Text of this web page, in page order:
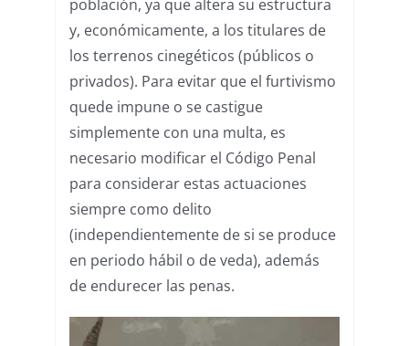
población, ya que altera su estructura
y, económicamente, a los titulares de
los terrenos cinegéticos (públicos o
privados). Para evitar que el furtivismo
quede impune o se castigue
simplemente con una multa, es
necesario modificar el Código Penal
para considerar estas actuaciones
siempre como delito
(independientemente de si se produce
en periodo hábil o de veda), además
de endurecer las penas.